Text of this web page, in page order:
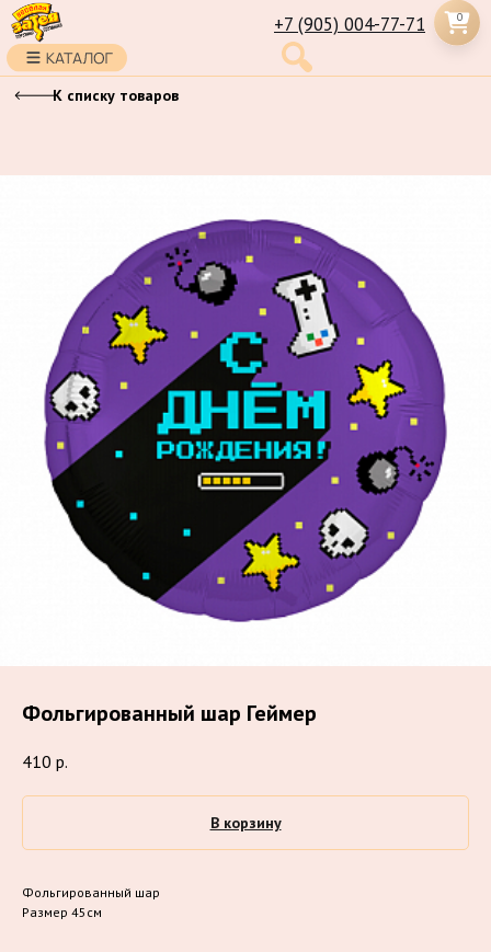
0
+7 (905) 004-77-71
К списку товаров
Фольгированный шар Геймер
410 р.
В корзину
Фольгированный шар
Размер 45см